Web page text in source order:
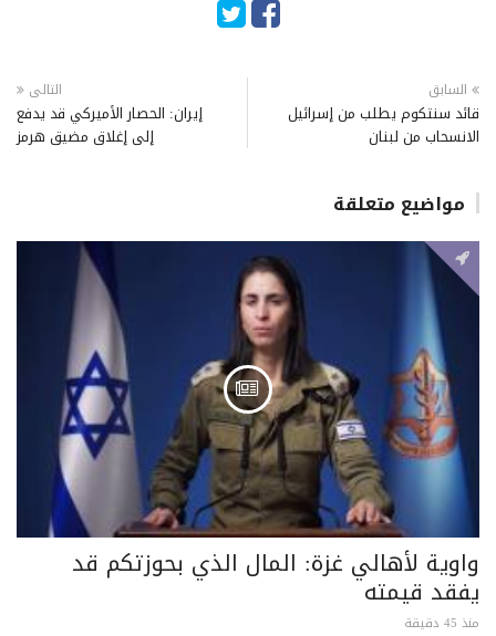
السابق
قائد سنتكوم يطلب من إسرائيل
الانسحاب من لبنان
التالى
إيران: الحصار الأميركي قد يدفع
إلى إغلاق مضيق هرمز
مواضيع متعلقة
واوية لأهالي غزة: المال الذي بحوزتكم قد
يفقد قيمته
منذ 45 دقيقة